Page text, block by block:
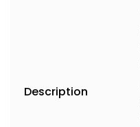
Description